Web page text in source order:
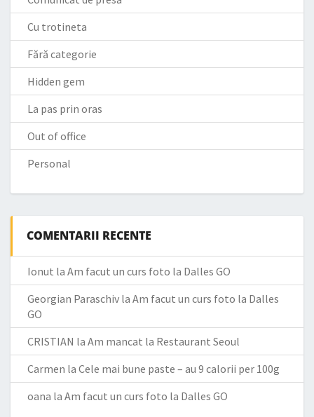
Cu trotineta
Fără categorie
Hidden gem
La pas prin oras
Out of office
Personal
COMENTARII RECENTE
Ionut la Am facut un curs foto la Dalles GO
Georgian Paraschiv la Am facut un curs foto la Dalles
GO
CRISTIAN la Am mancat la Restaurant Seoul
Carmen la Cele mai bune paste – au 9 calorii per 100g
oana la Am facut un curs foto la Dalles GO